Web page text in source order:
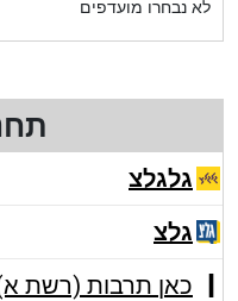
לא נבחרו מועדפים
גלגלצ
גלצ
כאן תרבות (רשת א)